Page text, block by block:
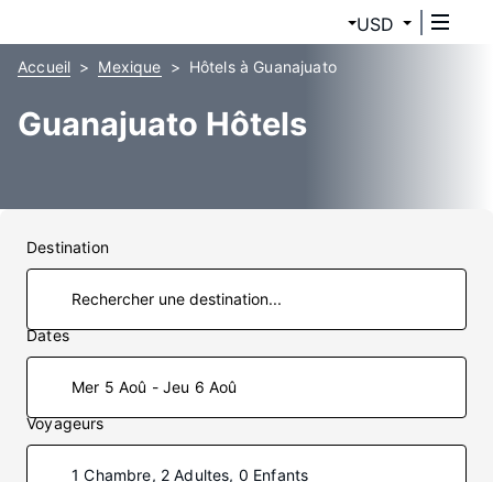
USD
Accueil Mexique Hôtels à Guanajuato
Guanajuato Hôtels
Destination
Dates
Mer 5 Aoû - Jeu 6 Aoû
Voyageurs
1 Chambre, 2 Adultes, 0 Enfants